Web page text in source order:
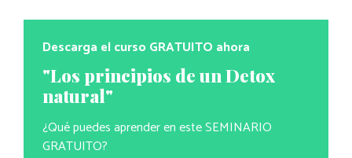
Descarga el curso GRATUITO ahora
"Los principios de un Detox
natural"
¿Qué puedes aprender en este SEMINARIO
GRATUITO?